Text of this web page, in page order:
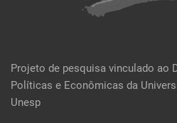
Projeto de pesquisa vinculado ao
Políticas e Econômicas da
Unesp